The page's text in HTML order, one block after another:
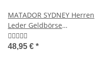
MATADOR SYDNEY Herren
Leder Geldbörse
Portemonnaie Luxus RFID
48,95 € *